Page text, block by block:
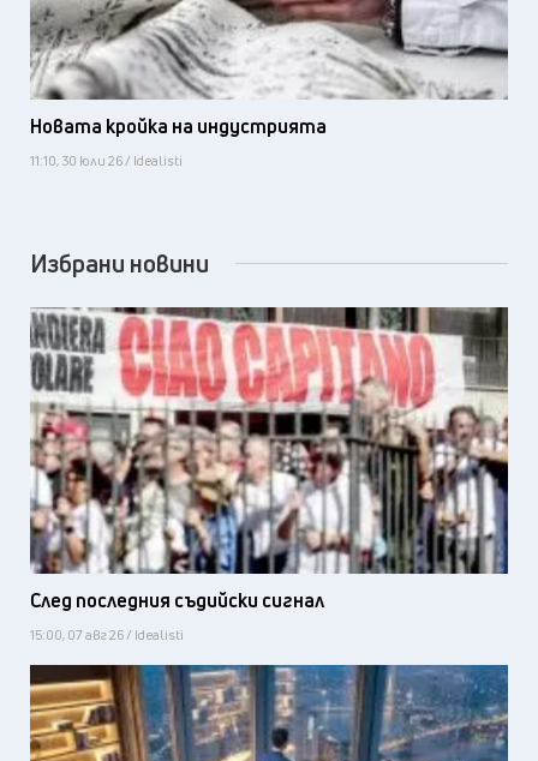
Новата кройка на индустрията
11:10, 30 юли 26 / Idealisti
Избрани новини
След последния съдийски сигнал
15:00, 07 авг 26 / Idealisti